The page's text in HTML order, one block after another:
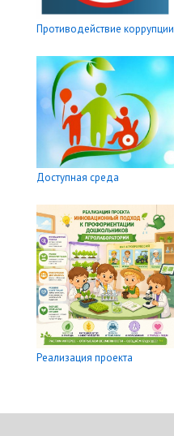
Противодействие коррупции
Доступная среда
Реализация проекта